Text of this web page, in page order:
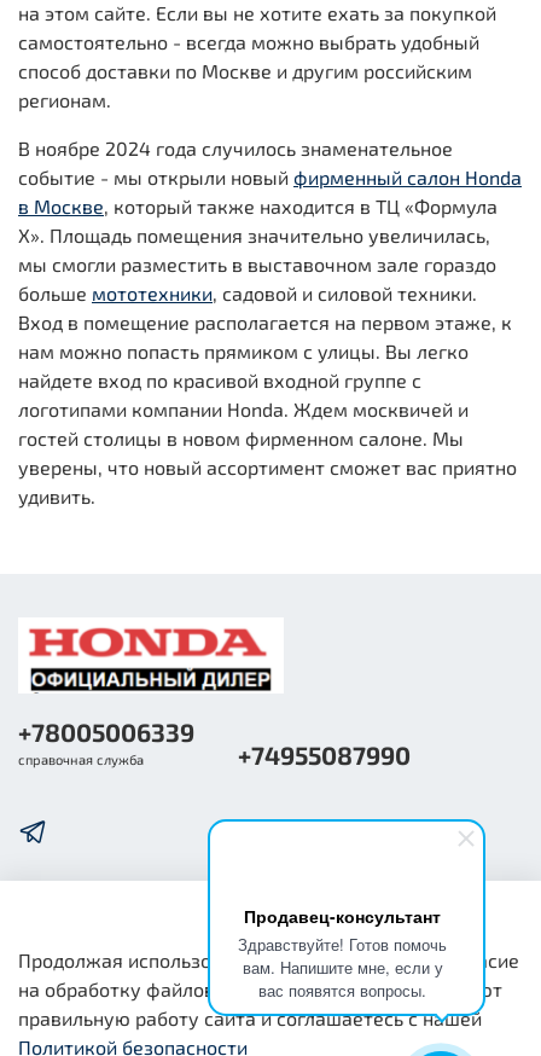
Продавец-консультант
Здравствуйте! Готов помочь
вам. Напишите мне, если у
вас появятся вопросы.
на этом сайте. Если вы не хотите ехать за покупкой
самостоятельно - всегда можно выбрать удобный
способ доставки по Москве и другим российским
регионам.
В ноябре 2024 года случилось знаменательное
событие - мы открыли новый фирменный салон Honda
в Москве, который также находится в ТЦ «Формула
Х». Площадь помещения значительно увеличилась,
мы смогли разместить в выставочном зале гораздо
больше мототехники, садовой и силовой техники.
Вход в помещение располагается на первом этаже, к
нам можно попасть прямиком с улицы. Вы легко
найдете вход по красивой входной группе с
логотипами компании Honda. Ждем москвичей и
гостей столицы в новом фирменном салоне. Мы
уверены, что новый ассортимент сможет вас приятно
удивить.
Общая информация
+78005006339
справочная служба +74955087990
Продолжая использовать наш сайт, вы даете согласие
на обработку файлов cookie, которые обеспечивают
правильную работу сайта и соглашаетесь с нашей
Политикой безопасности